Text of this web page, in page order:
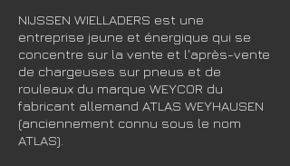
NIJSSEN WIELLADERS est une
entreprise jeune et énergique qui se
concentre sur la vente et l'après-vente
de chargeuses sur pneus et de
rouleaux du marque WEYCOR du
fabricant allemand ATLAS WEYHAUSEN
(anciennement connu sous le nom
ATLAS).